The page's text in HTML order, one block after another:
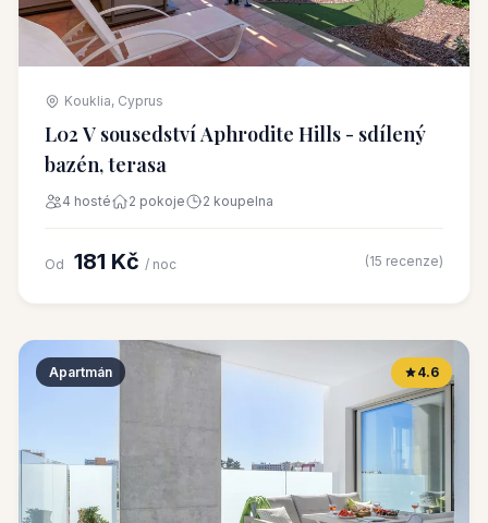
Kouklia, Cyprus
L02 V sousedství Aphrodite Hills - sdílený
bazén, terasa
4 hosté 2 pokoje 2 koupelna
Od 181 Kč / noc (15 recenze)
Apartmán 4.6